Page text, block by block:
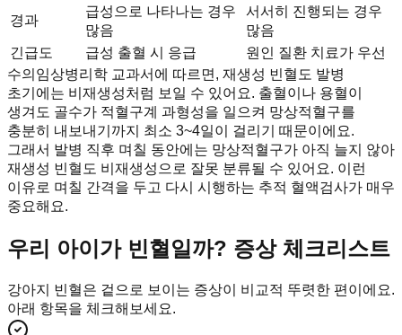
경과
급성으로 나타나는 경우
많음
서서히 진행되는 경우
많음
긴급도
급성 출혈 시 응급
원인 질환 치료가 우선
수의임상병리학 교과서에 따르면, 재생성 빈혈도 발병
초기에는 비재생성처럼 보일 수 있어요. 출혈이나 용혈이
생겨도 골수가 적혈구계 과형성을 일으켜 망상적혈구를
충분히 내보내기까지 최소 3~4일이 걸리기 때문이에요.
그래서 발병 직후 며칠 동안에는 망상적혈구가 아직 늘지 않아
재생성 빈혈도 비재생성으로 잘못 분류될 수 있어요. 이런
이유로 며칠 간격을 두고 다시 시행하는 추적 혈액검사가 매우
중요해요.
우리 아이가 빈혈일까? 증상 체크리스트
강아지 빈혈은 겉으로 보이는 증상이 비교적 뚜렷한 편이에요.
아래 항목을 체크해보세요.